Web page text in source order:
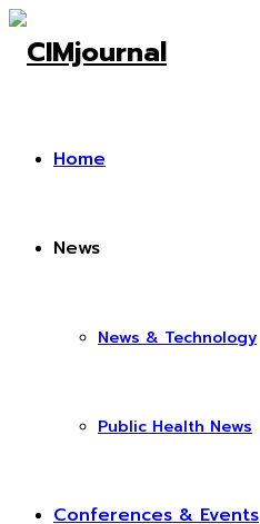
Home
News
News & Technology
Public Health News
Conferences & Events